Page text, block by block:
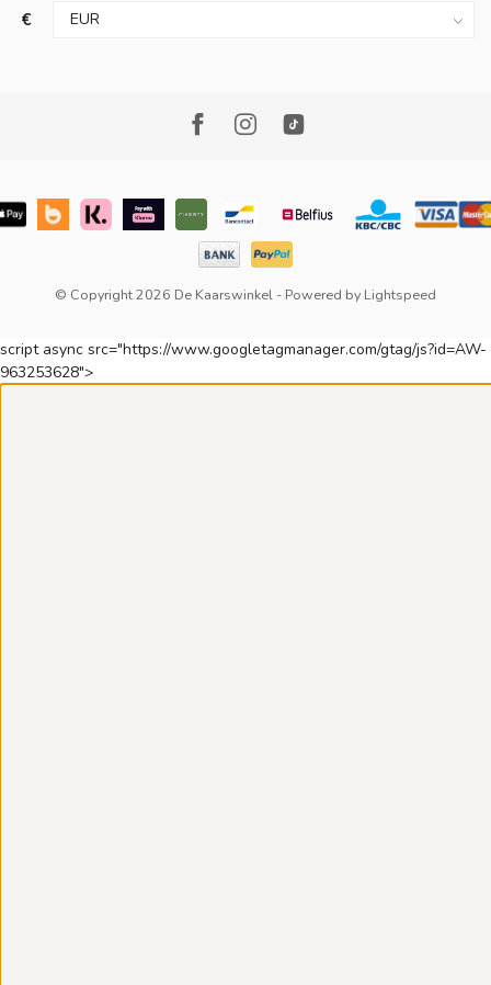
€
© Copyright 2026 De Kaarswinkel - Powered by Lightspeed
script async src="https://www.googletagmanager.com/gtag/js?id=AW-
963253628">